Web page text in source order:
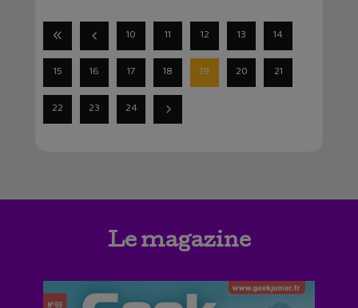
10 11 12 13 14
15 16 17 18 19 20 21
22 23 24
Le magazine